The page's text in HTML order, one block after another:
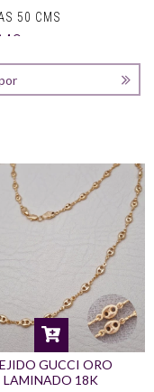
50 CMS
GUCCI ORO
LAMINADO 18K